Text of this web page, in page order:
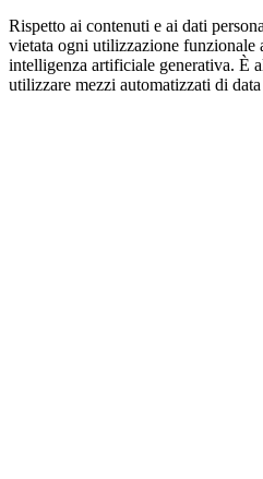
Rispetto ai contenuti e ai dati
vietata ogni utilizzazione funzionale
intelligenza artificiale generativa. È
utilizzare mezzi automatizzati di